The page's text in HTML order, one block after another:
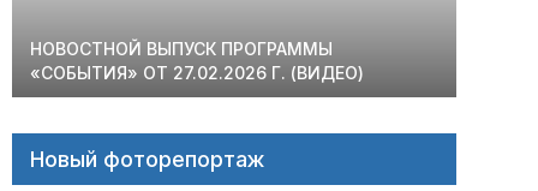
НОВОСТНОЙ ВЫПУСК ПРОГРАММЫ
«СОБЫТИЯ» ОТ 27.02.2026 Г. (ВИДЕО)
Новый фоторепортаж